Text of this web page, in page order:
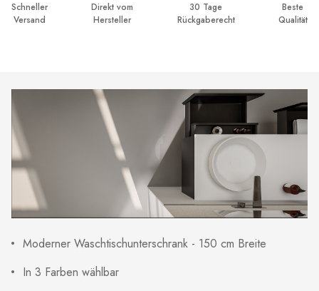
Schneller
Versand
Direkt vom
Hersteller
30 Tage
Rückgaberecht
Beste
Qualität
Moderner Waschtischunterschrank - 150 cm Breite
In 3 Farben wählbar